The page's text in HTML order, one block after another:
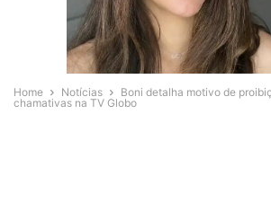
Home Notícias
Boni detalha motivo de
chamativas na TV Globo